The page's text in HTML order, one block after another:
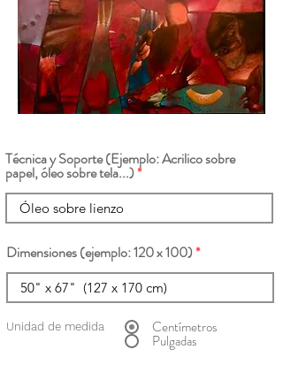
Técnica y Soporte (Ejemplo: Acrilico sobre
papel, óleo sobre tela...)
Dimensiones (ejemplo: 120 x 100)
Unidad de medida Centímetros
Pulgadas